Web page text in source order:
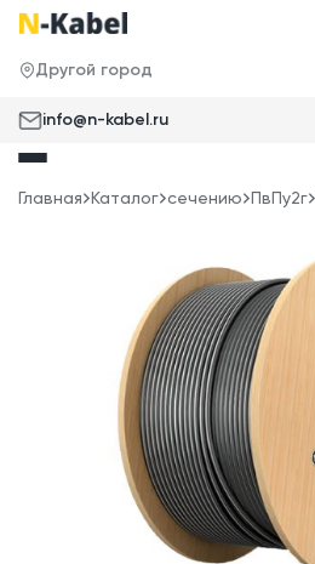
Другой город
info@n-kabel.ru
Главная Каталог сечению ПвПу2г